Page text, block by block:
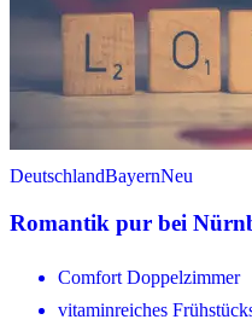
DeutschlandBayernNeu
Romantik pur bei
Comfort Doppelzimmer
vitaminreiches